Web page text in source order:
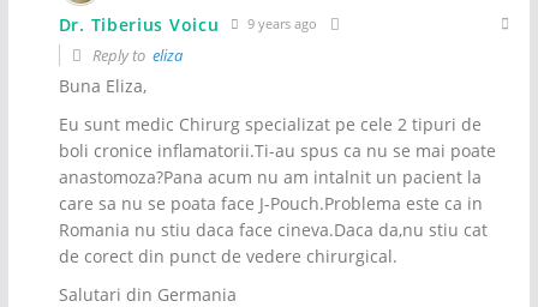
Dr. Tiberius Voicu 9 years ago
Reply to eliza
Buna Eliza,
Eu sunt medic Chirurg specializat pe cele 2 tipuri de
boli cronice inflamatorii.Ti-au spus ca nu se mai poate
anastomoza?Pana acum nu am intalnit un pacient la
care sa nu se poata face J-Pouch.Problema este ca in
Romania nu stiu daca face cineva.Daca da,nu stiu cat
de corect din punct de vedere chirurgical.
Salutari din Germania